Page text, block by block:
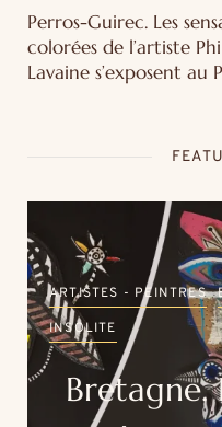
Perros-Guirec. Les
colorées de l’artiste
Lavaine s’exposent au
ARTISTES - PEINTRES
INSOLITE
Bretagne.